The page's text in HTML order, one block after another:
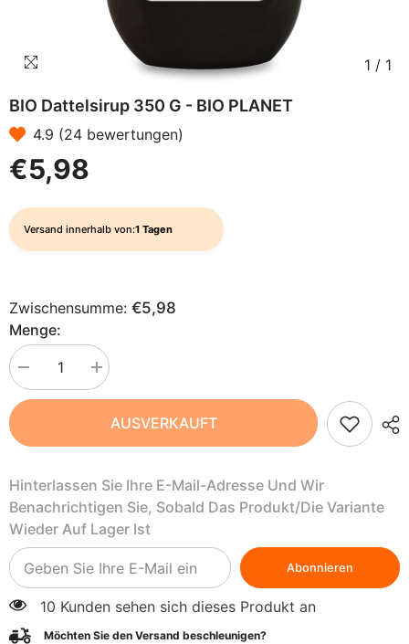
1 / 1
BIO Dattelsirup 350 G - BIO PLANET
4.9 (24 bewertungen)
€5,98
Versand innerhalb von:1 Tagen
Zwischensumme: €5,98
Menge:
verringern
für
350
BIO
Menge
erhöhen
für
BIO
Dattelsirup
BIO
AUSVERKAUFT
Hinterlassen Sie Ihre E-Mail-Adresse Und Wir
Benachrichtigen Sie, Sobald Das Produkt/die Variante
Wieder Auf Lager Ist
Abonnieren
10 Kunden sehen sich dieses Produkt an
Möchten Sie den Versand beschleunigen?